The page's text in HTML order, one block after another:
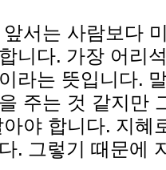
앞서는 사람보다
니다. 가장 어리
라는 뜻입니다.
주는 것 같지만
아야 합니다. 지혜
. 그렇기 때문에